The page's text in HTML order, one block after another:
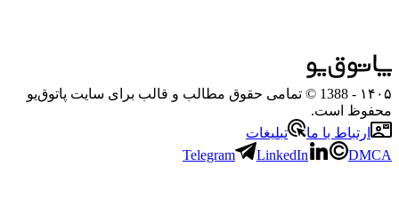
۱۴۰۵
- 1388 © تمامی حقوق مطالب و قالب برای سایت پاتوق‌یو
محفوظ است.
ارتباط با ما
تبلیغات
Telegram
LinkedIn DMCA